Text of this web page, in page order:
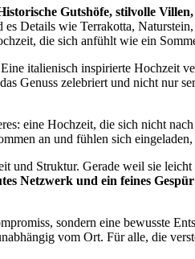
Gutshöfe, stilvolle
Details wie Terrakotta,
die sich anfühlt wie ein
italienisch inspirierte Hochzeit
Genuss zelebriert und nicht nur
eine Hochzeit, die sich nicht
an und fühlen sich
und Struktur. Gerade weil sie
Netzwerk und ein feines
sondern eine bewusste
vom Ort. Für alle, die